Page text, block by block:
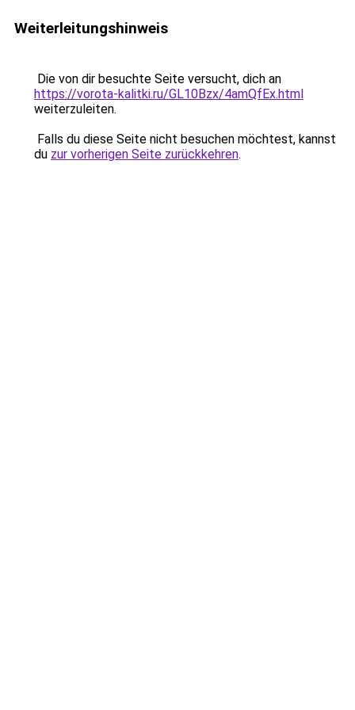
Weiterleitungshinweis
Die von dir besuchte Seite versucht, dich an
https://vorota-kalitki.ru/GL10Bzx/4amQfEx.html
weiterzuleiten.
Falls du diese Seite nicht besuchen möchtest, kannst
du zur vorherigen Seite zurückkehren.